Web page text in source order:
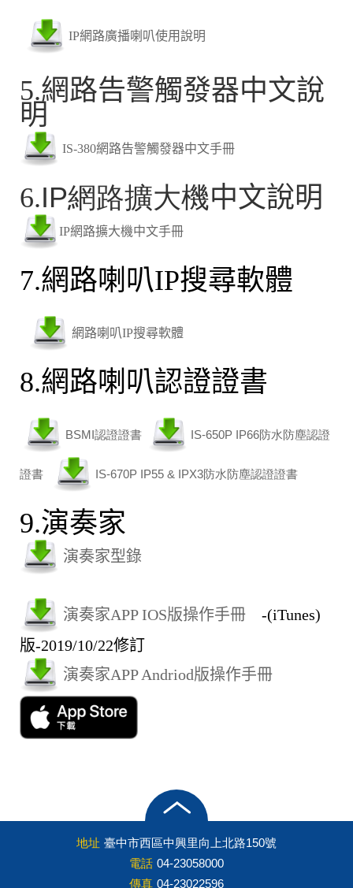
IP網路廣播喇叭使用說明
5.網路告警觸發器中文說
明
IS-380網路告警觸發器中文手冊
6.IP網路擴大機中文說明
IP網路擴大機中文手冊
7.網路喇叭IP搜尋軟體
網路喇叭IP搜尋軟體
8.網路喇叭認證證書
BSMI認證證書 IS-650P IP66防水防塵認證
證書 IS-670P IP55 & IPX3防水防塵認證證書
9.演奏家
演奏家型錄
演奏家APP IOS版操作手冊 -(iTunes)
版-2019/10/22修訂
演奏家APP Andriod版操作手冊
地址 臺中市西區中興里向上北路150號
電話 04-23058000
傳真 04-23022596